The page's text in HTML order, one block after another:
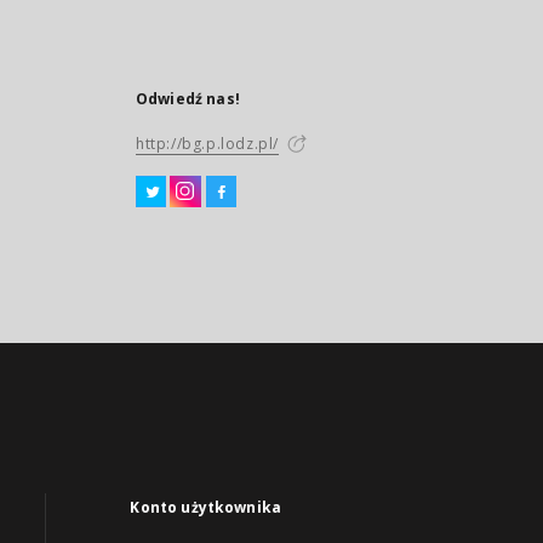
Odwiedź nas!
http://bg.p.lodz.pl/
Konto użytkownika